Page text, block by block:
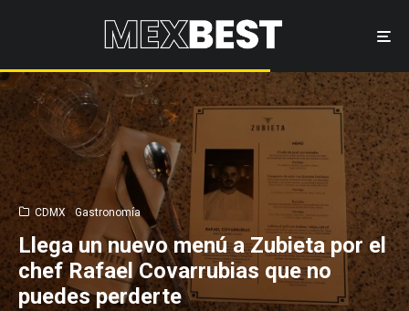
CDMX Gastronomía
Llega un nuevo menú a Zubieta por el
chef Rafael Covarrubias que no
puedes perderte